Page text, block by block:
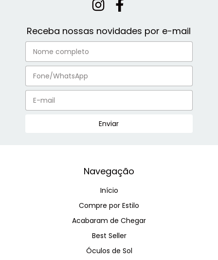
Receba nossas novidades por e-mail
Navegação
Início
Compre por Estilo
Acabaram de Chegar
Best Seller
Óculos de Sol